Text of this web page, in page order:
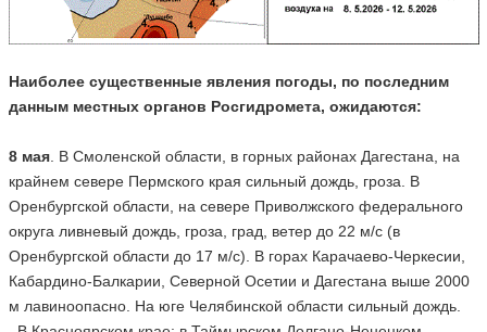
Наиболее существенные явления погоды, по последним
данным местных органов Росгидромета, ожидаются:
8 мая. В Смоленской области, в горных районах Дагестана, на
крайнем севере Пермского края сильный дождь, гроза. В
Оренбургской области, на севере Приволжского федерального
округа ливневый дождь, гроза, град, ветер до 22 м/с (в
Оренбургской области до 17 м/с). В горах Карачаево-Черкесии,
Кабардино-Балкарии, Северной Осетии и Дагестана выше 2000
м лавиноопасно. На юге Челябинской области сильный дождь.